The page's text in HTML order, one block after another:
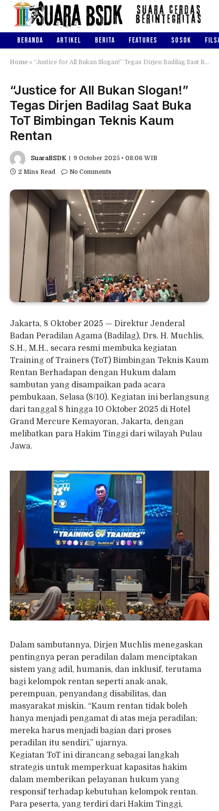
BERANDA ARTIKEL BERITA FEATURES SOSOK
Home » “Justice for All Bukan Slogan!” Tegas Dirjen Badilag Saat Buka ToT Bimbingan Teknis Kaum Rentan
“Justice for All Bukan Slogan!”
Tegas Dirjen Badilag Saat Buka
ToT Bimbingan Teknis Kaum
Rentan
SuaraBSDK
9 October 2025 • 08:06 WIB
2 Mins Read
No Comments
Jakarta, 8 Oktober 2025 — Direktur Jenderal
Badan Peradilan Agama (Badilag), Drs. H. Muchlis,
S.H., M.H., secara resmi membuka kegiatan
Training of Trainers (ToT) Bimbingan Teknis Kaum
Rentan Berhadapan dengan Hukum dalam
sambutan yang disampaikan pada acara
pembukaan, Selasa (8/10). Kegiatan ini berlangsung
dari tanggal 8 hingga 10 Oktober 2025 di Hotel
Grand Mercure Kemayoran, Jakarta, dengan
melibatkan para Hakim Tinggi dari wilayah Pulau
Jawa.
Dalam sambutannya, Dirjen Muchlis menegaskan
pentingnya peran peradilan dalam menciptakan
sistem yang adil, humanis, dan inklusif, terutama
bagi kelompok rentan seperti anak-anak,
perempuan, penyandang disabilitas, dan
masyarakat miskin. “Kaum rentan tidak boleh
hanya menjadi pengamat di atas meja peradilan;
mereka harus menjadi bagian dari proses
peradilan itu sendiri,” ujarnya.
Kegiatan ToT ini dirancang sebagai langkah
strategis untuk memperkuat kapasitas hakim
dalam memberikan pelayanan hukum yang
responsif terhadap kebutuhan kelompok rentan.
Para peserta, yang terdiri dari Hakim Tinggi,